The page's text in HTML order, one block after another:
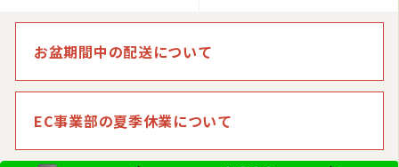
お盆期間中の配送について
EC事業部の夏季休業について